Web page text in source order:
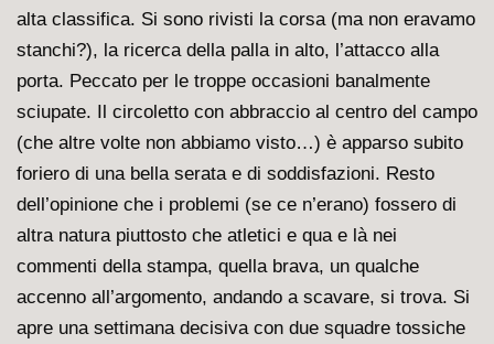
alta classifica. Si sono rivisti la corsa (ma non eravamo
stanchi?), la ricerca della palla in alto, l’attacco alla
porta. Peccato per le troppe occasioni banalmente
sciupate. Il circoletto con abbraccio al centro del campo
(che altre volte non abbiamo visto…) è apparso subito
foriero di una bella serata e di soddisfazioni. Resto
dell’opinione che i problemi (se ce n’erano) fossero di
altra natura piuttosto che atletici e qua e là nei
commenti della stampa, quella brava, un qualche
accenno all’argomento, andando a scavare, si trova. Si
apre una settimana decisiva con due squadre tossiche